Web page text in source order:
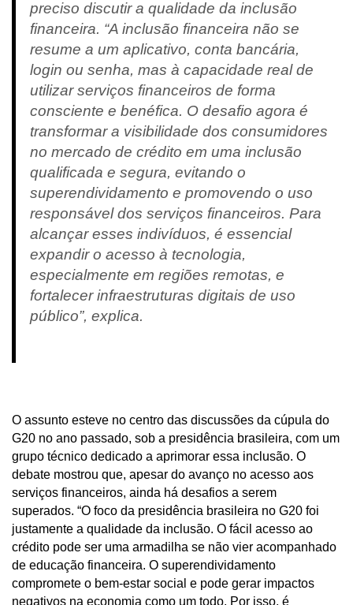
preciso discutir a qualidade da inclusão
financeira. “A inclusão financeira não se
resume a um aplicativo, conta bancária,
login ou senha, mas à capacidade real de
utilizar serviços financeiros de forma
consciente e benéfica. O desafio agora é
transformar a visibilidade dos consumidores
no mercado de crédito em uma inclusão
qualificada e segura, evitando o
superendividamento e promovendo o uso
responsável dos serviços financeiros. Para
alcançar esses indivíduos, é essencial
expandir o acesso à tecnologia,
especialmente em regiões remotas, e
fortalecer infraestruturas digitais de uso
público”, explica.
O assunto esteve no centro das discussões da cúpula do
G20 no ano passado, sob a presidência brasileira, com um
grupo técnico dedicado a aprimorar essa inclusão. O
debate mostrou que, apesar do avanço no acesso aos
serviços financeiros, ainda há desafios a serem
superados. “O foco da presidência brasileira no G20 foi
justamente a qualidade da inclusão. O fácil acesso ao
crédito pode ser uma armadilha se não vier acompanhado
de educação financeira. O superendividamento
compromete o bem-estar social e pode gerar impactos
negativos na economia como um todo. Por isso, é